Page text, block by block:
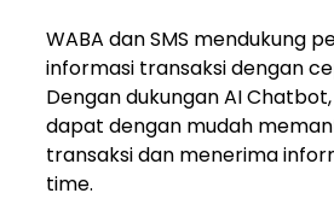
WABA dan SMS mendukung
informasi transaksi dengan
Dengan dukungan AI
dapat dengan mudah
transaksi dan menerima
time.